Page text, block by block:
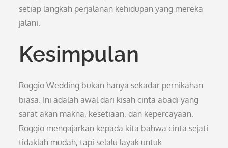
setiap langkah perjalanan kehidupan yang mereka
jalani.
Kesimpulan
Roggio Wedding bukan hanya sekadar pernikahan
biasa. Ini adalah awal dari kisah cinta abadi yang
sarat akan makna, kesetiaan, dan kepercayaan.
Roggio mengajarkan kepada kita bahwa cinta sejati
tidaklah mudah, tapi selalu layak untuk